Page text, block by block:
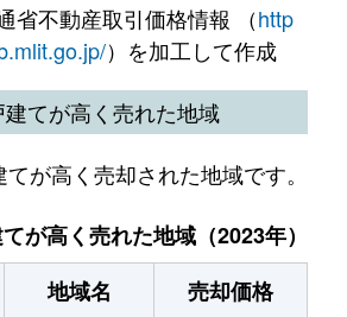
省不動産取引価格情報 （http
）を加工して作成
てが高く売れた地域
が高く売却された地域です。
が高く売れた地域（2023年）
地域名
売却価格